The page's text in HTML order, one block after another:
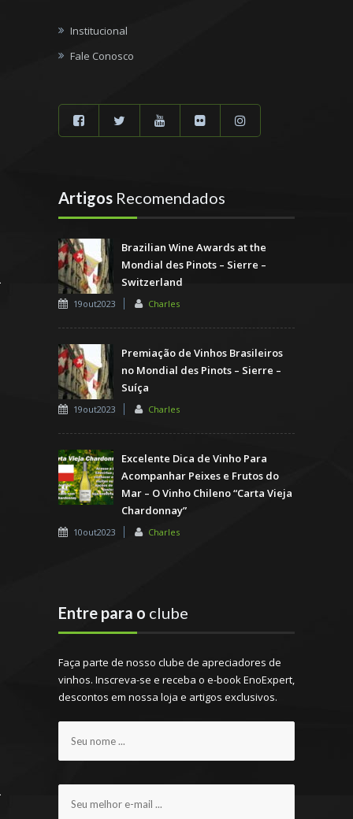
Institucional
Fale Conosco
Artigos Recomendados
Brazilian Wine Awards at the
Mondial des Pinots – Sierre –
Switzerland
19out2023 Charles
Premiação de Vinhos Brasileiros
no Mondial des Pinots – Sierre –
Suíça
19out2023 Charles
Excelente Dica de Vinho Para
Acompanhar Peixes e Frutos do
Mar – O Vinho Chileno “Carta Vieja
Chardonnay”
10out2023 Charles
Entre para o clube
Faça parte de nosso clube de apreciadores de
vinhos. Inscreva-se e receba o e-book EnoExpert,
descontos em nossa loja e artigos exclusivos.